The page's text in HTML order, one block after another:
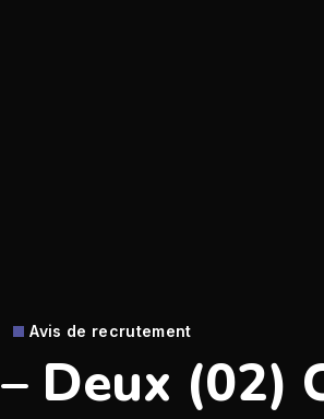
Avis de recrutement
Deux (02)